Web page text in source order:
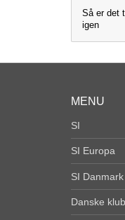
Så er det
igen
MENU
SI
SI Europa
SI Danmark
Danske